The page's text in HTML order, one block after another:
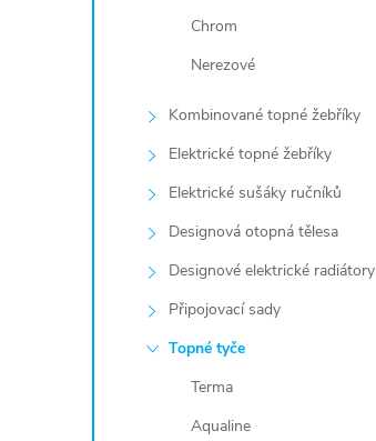
Chrom
Nerezové
Kombinované topné žebříky
Elektrické topné žebříky
Elektrické sušáky ručníků
Designová otopná tělesa
Designové elektrické radiátory
Připojovací sady
Topné tyče
Terma
Aqualine